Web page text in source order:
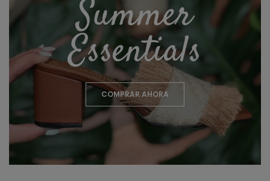
Summer
Essentials
COMPRAR AHORA